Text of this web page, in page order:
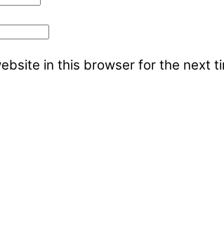
in this browser for the next